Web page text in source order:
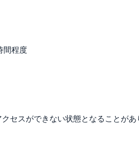
間程度
セスができない状態となることがあ